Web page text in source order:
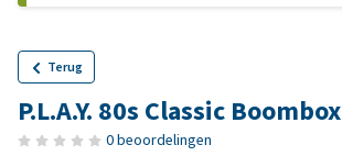
Terug
P.L.A.Y. 80s Classic Boombox
0 beoordelingen